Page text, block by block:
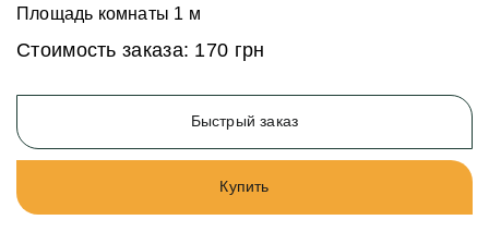
Площадь комнаты 1 м
Стоимость заказа: 170 грн
Быстрый заказ
Купить